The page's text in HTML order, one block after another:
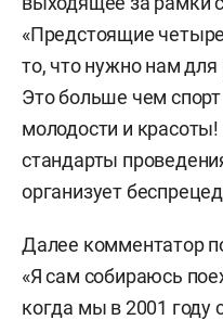
«Предстоящие
то, что нужно нам для
Это больше чем
молодости и
стандарты
организует
Далее комментатор
«Я сам собираюсь
когда мы в 2001 году